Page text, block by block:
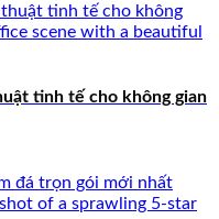
tinh tế cho không gian